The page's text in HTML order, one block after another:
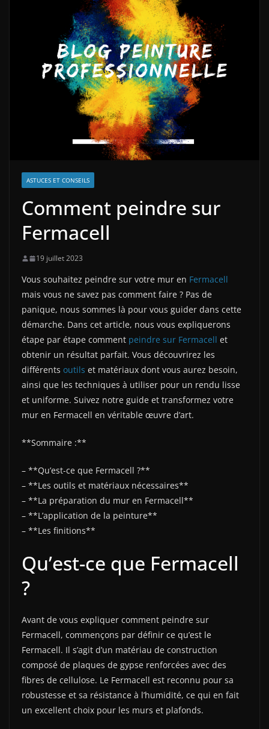
ASTUCES ET CONSEILS
Comment peindre sur
Fermacell
19 juillet 2023
Vous souhaitez peindre sur votre mur en Fermacell
mais vous ne savez pas comment faire ? Pas de
panique, nous sommes là pour vous guider dans cette
démarche. Dans cet article, nous vous expliquerons
étape par étape comment peindre sur Fermacell et
obtenir un résultat parfait. Vous découvrirez les
différents outils et matériaux dont vous aurez besoin,
ainsi que les techniques à utiliser pour un rendu lisse
et uniforme. Suivez notre guide et transformez votre
mur en Fermacell en véritable œuvre d’art.
**Sommaire :**
– **Qu’est-ce que Fermacell ?**
– **Les outils et matériaux nécessaires**
– **La préparation du mur en Fermacell**
– **L’application de la peinture**
– **Les finitions**
Qu’est-ce que Fermacell
?
Avant de vous expliquer comment peindre sur
Fermacell, commençons par définir ce qu’est le
Fermacell. Il s’agit d’un matériau de construction
composé de plaques de gypse renforcées avec des
fibres de cellulose. Le Fermacell est reconnu pour sa
robustesse et sa résistance à l’humidité, ce qui en fait
un excellent choix pour les murs et plafonds.